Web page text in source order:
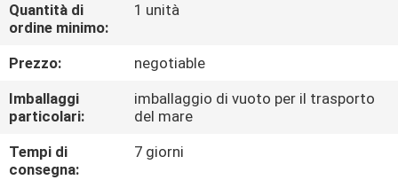
CONTROLLO
DI
QUALITÀ
CONTATTICI
Quantità di
ordine minimo:
1 unità
Prezzo:
negotiable
Imballaggi
particolari:
imballaggio di vuoto per il trasporto
del mare
Tempi di
consegna:
7 giorni